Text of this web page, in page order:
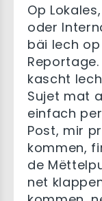
Op
oder
bäi Iech
kascht
Sujet mat
einfach
Post, mir
kommen,
de
net